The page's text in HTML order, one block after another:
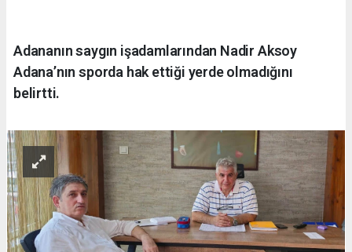
Adananın saygın işadamlarından Nadir Aksoy
Adana’nın sporda hak ettiği yerde olmadığını
belirtti.